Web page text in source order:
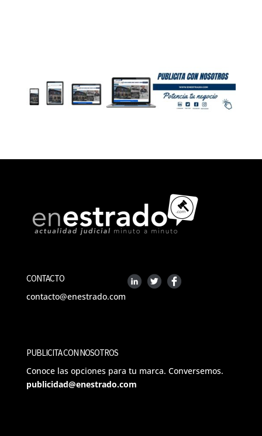
CONTACTO
contacto@enestrado.com
PUBLICITA CON NOSOTROS
Conoce las opciones para tu marca. Conversemos.
publicidad@enestrado.com